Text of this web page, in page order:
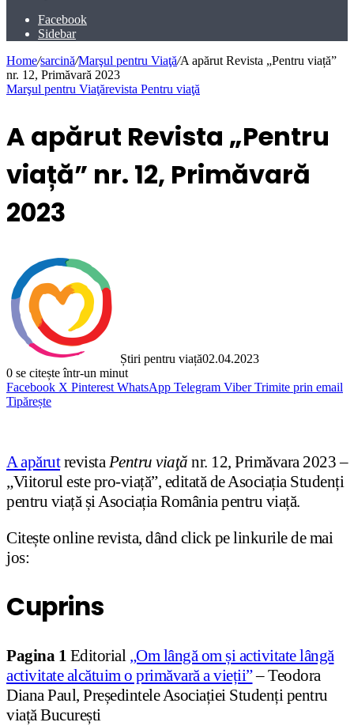
Facebook
Sidebar
Home/sarcină/Marşul pentru Viaţă/A apărut Revista „Pentru viață”
nr. 12, Primăvară 2023
Marşul pentru Viaţărevista Pentru viaţă
A apărut Revista „Pentru
viață” nr. 12, Primăvară
2023
Știri pentru viață02.04.2023
0 se citește într-un minut
Facebook X Pinterest WhatsApp Telegram Viber Trimite prin email
Tipărește
A apărutrevistaPentru viaţă nr. 12, Primăvara 2023 –
„Viitorul este pro-viață”, editată de Asociația Studenți
pentru viață și Asociația România pentru viață.
Citește online revista, dând click pe linkurile de mai
jos:
Cuprins
Pagina 1 Editorial „Om lângă om și activitate lângă
activitate alcătuim o primăvară a vieții”– Teodora
Diana Paul, Președintele Asociației Studenți pentru
viață București